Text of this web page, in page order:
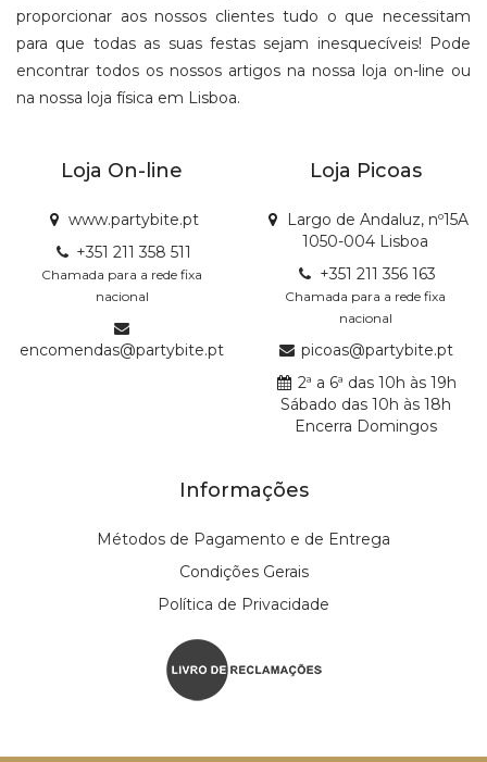
proporcionar aos nossos clientes tudo o que necessitam
para que todas as suas festas sejam inesquecíveis! Pode
encontrar todos os nossos artigos na nossa loja on-line ou
na nossa loja física em Lisboa.
Loja On-line
www.partybite.pt
+351 211 358 511
Chamada para a rede fixa
nacional
encomendas@partybite.pt
Loja Picoas
Largo de Andaluz, nº15A
1050-004 Lisboa
+351 211 356 163
Chamada para a rede fixa
nacional
picoas@partybite.pt
2ª a 6ª das 10h às 19h
Sábado das 10h às 18h
Encerra Domingos
Informações
Métodos de Pagamento e de Entrega
Condições Gerais
Política de Privacidade